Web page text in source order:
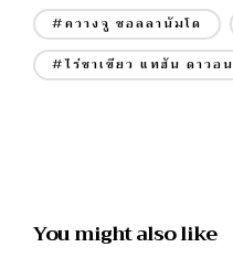
#ควางจู ชอลลานัมโด
#ไร่ชาเขียว แทฮัน ดาวอน
You might also like